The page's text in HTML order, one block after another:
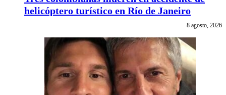
helicóptero turístico en Río de Janeiro
8 agosto, 2026